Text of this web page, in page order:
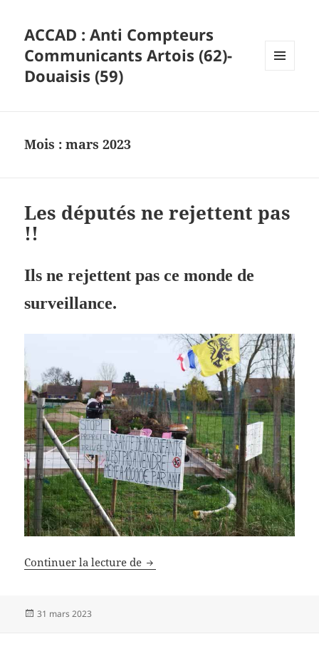
ACCAD : Anti Compteurs
Communicants Artois (62)-
Douaisis (59)
Mois :mars 2023
Les députés ne rejettent pas
!!
Ils ne rejettent pas ce monde de
surveillance.
Continuer la lecture de Les députés ne rejettent pas !!
Publié
31 mars 2023